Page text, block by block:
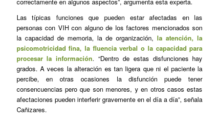
Las típicas funciones que pueden estar afectadas en las
personas con VIH con alguno de los factores mencionados son
la capacidad de memoria, la de organización,la atención, la
psicomotricidad fina, la fluencia verbal o la capacidad para
procesar la información. “Dentro de estas disfunciones hay
grados. A veces la alteración es tan ligera que ni el paciente la
percibe, en otras ocasiones la disfunción puede tener
consencuencias pero que son menores, y en otros casos estas
afectaciones pueden interferir gravemente en el día a día”, señala
Cañizares.